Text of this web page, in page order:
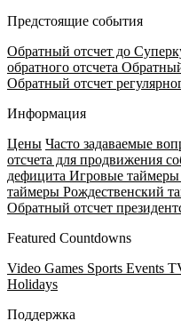
Предстоящие события
Обратный отсчет до
обратного отсчета
Обратный отсчет
Информация
Цены Часто задаваемые
отсчета для продвижения
дефицита Игровые таймеры
таймеры Рождественский
Обратный отсчет
Featured Countdowns
Video Games Sports Events
Holidays
Поддержка